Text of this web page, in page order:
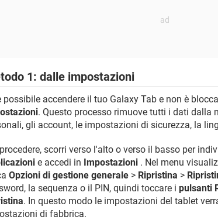
1: dalle impostazioni
possibile accendere il tuo Galaxy Tab e non è
. Questo processo rimuove tutti i dati dalla
gli account, le impostazioni di sicurezza, la
scorri verso l'alto o verso il basso per
e accedi in Impostazioni . Nel menu
Opzioni di gestione generale > Ripristina >
la sequenza o il PIN, quindi toccare i pulsanti
. In questo modo le impostazioni del tablet
di fabbrica.